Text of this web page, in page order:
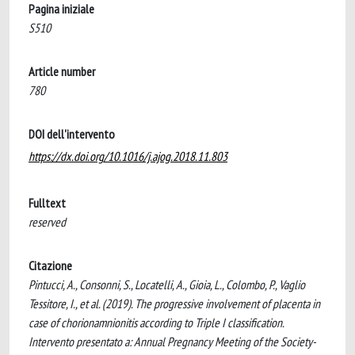
Pagina iniziale
S510
Article number
780
DOI dell'intervento
https://dx.doi.org/10.1016/j.ajog.2018.11.803
Fulltext
reserved
Citazione
Pintucci, A., Consonni, S., Locatelli, A., Gioia, L., Colombo, P., Vaglio
Tessitore, I., et al. (2019). The progressive involvement of placenta in
case of chorionamnionitis according to Triple I classification.
Intervento presentato a: Annual Pregnancy Meeting of the Society-